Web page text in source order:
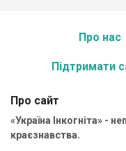
Про нас
Підтримати
Про сайт
«Україна Інкогніта» -
краєзнавства.